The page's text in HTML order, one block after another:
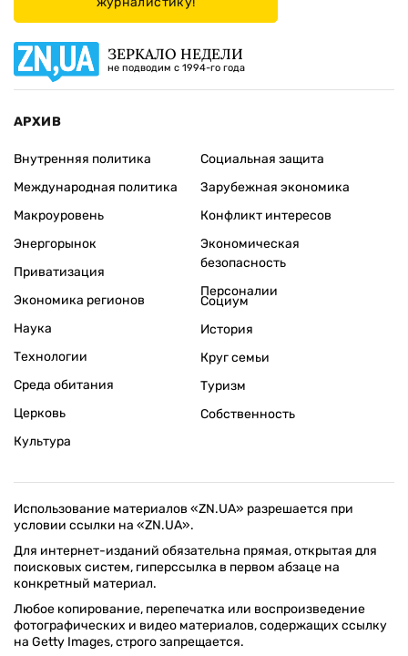
ЗЕРКАЛО НЕДЕЛИ
не подводим с 1994-го года
АРХИВ
Внутренняя политика
Международная политика
Макроуровень
Энергорынок
Приватизация
Экономика регионов
Социальная защита
Зарубежная экономика
Конфликт интересов
Экономическая
безопасность
Персоналии
Наука
Технологии
Среда обитания
Церковь
Культура
Социум
История
Круг семьи
Туризм
Собственность
Использование материалов «ZN.UA» разрешается при
условии ссылки на «ZN.UA».
Для интернет-изданий обязательна прямая, открытая для
поисковых систем, гиперссылка в первом абзаце на
конкретный материал.
Любое копирование, перепечатка или воспроизведение
фотографических и видео материалов, содержащих ссылку
на Getty Images, строго запрещается.